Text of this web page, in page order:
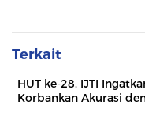
Terkait
HUT ke-28, IJTI
Korbankan Akurasi